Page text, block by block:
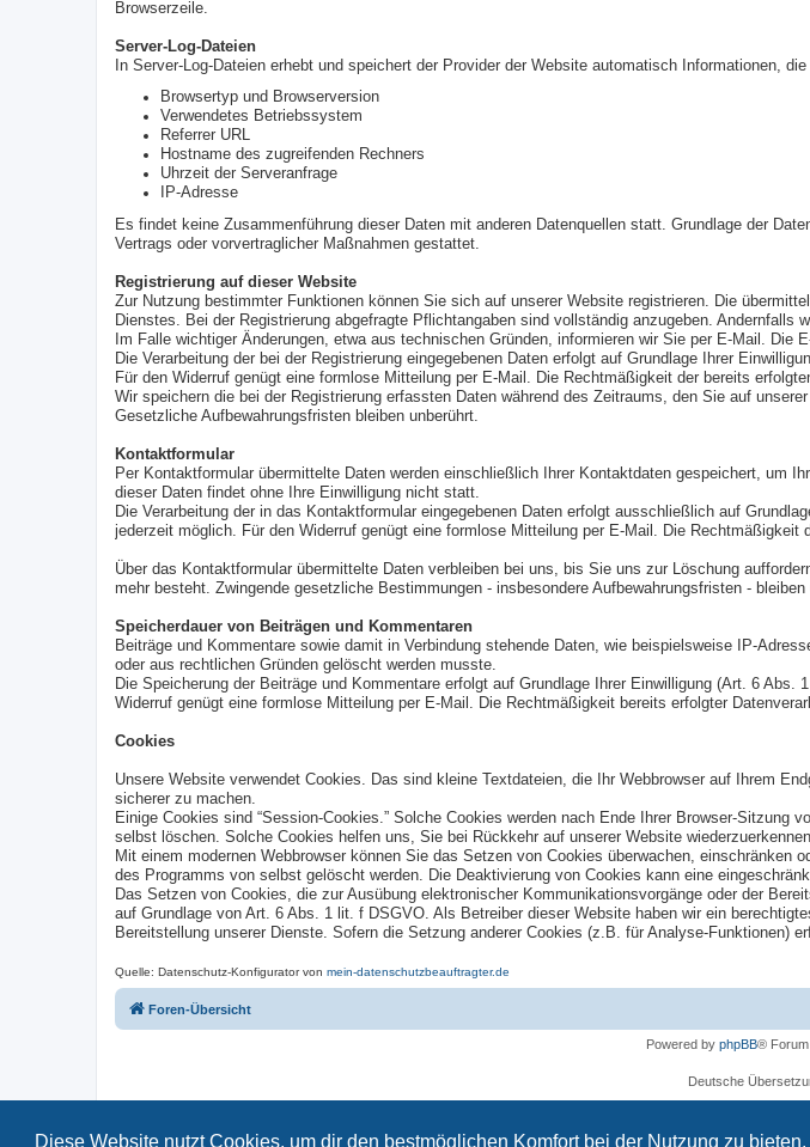
Diese Website nutzt Cookies, um dir den bestmöglichen Komfort bei der Nutzung zu bieten.
Browserzeile.
Server-Log-Dateien
In Server-Log-Dateien erhebt und speichert der Provider der Website automatisch Informationen,
Browsertyp und Browserversion
Verwendetes Betriebssystem
Referrer URL
Hostname des zugreifenden Rechners
Uhrzeit der Serveranfrage
IP-Adresse
Es findet keine Zusammenführung dieser Daten mit anderen Datenquellen statt. Grundlage der
Vertrags oder vorvertraglicher Maßnahmen gestattet.
Registrierung auf dieser Website
Zur Nutzung bestimmter Funktionen können Sie sich auf unserer Website registrieren. Die
Dienstes. Bei der Registrierung abgefragte Pflichtangaben sind vollständig anzugeben. Andernfalls
Im Falle wichtiger Änderungen, etwa aus technischen Gründen, informieren wir Sie per E-Mail. Die
Die Verarbeitung der bei der Registrierung eingegebenen Daten erfolgt auf Grundlage Ihrer
Für den Widerruf genügt eine formlose Mitteilung per E-Mail. Die Rechtmäßigkeit der bereits
Wir speichern die bei der Registrierung erfassten Daten während des Zeitraums, den Sie auf
Gesetzliche Aufbewahrungsfristen bleiben unberührt.
Kontaktformular
Per Kontaktformular übermittelte Daten werden einschließlich Ihrer Kontaktdaten gespeichert, um
dieser Daten findet ohne Ihre Einwilligung nicht statt.
Die Verarbeitung der in das Kontaktformular eingegebenen Daten erfolgt ausschließlich auf
jederzeit möglich. Für den Widerruf genügt eine formlose Mitteilung per E-Mail. Die
Über das Kontaktformular übermittelte Daten verbleiben bei uns, bis Sie uns zur Löschung
mehr besteht. Zwingende gesetzliche Bestimmungen - insbesondere Aufbewahrungsfristen - bleiben
Speicherdauer von Beiträgen und Kommentaren
Beiträge und Kommentare sowie damit in Verbindung stehende Daten, wie beispielsweise IP-
oder aus rechtlichen Gründen gelöscht werden musste.
Die Speicherung der Beiträge und Kommentare erfolgt auf Grundlage Ihrer Einwilligung (Art. 6
Widerruf genügt eine formlose Mitteilung per E-Mail. Die Rechtmäßigkeit bereits erfolgter
Cookies
Unsere Website verwendet Cookies. Das sind kleine Textdateien, die Ihr Webbrowser auf Ihrem
sicherer zu machen.
Einige Cookies sind “Session-Cookies.” Solche Cookies werden nach Ende Ihrer Browser-
selbst löschen. Solche Cookies helfen uns, Sie bei Rückkehr auf unserer Website
Mit einem modernen Webbrowser können Sie das Setzen von Cookies überwachen,
des Programms von selbst gelöscht werden. Die Deaktivierung von Cookies kann eine
Das Setzen von Cookies, die zur Ausübung elektronischer Kommunikationsvorgänge oder der
auf Grundlage von Art. 6 Abs. 1 lit. f DSGVO. Als Betreiber dieser Website haben wir ein
Bereitstellung unserer Dienste. Sofern die Setzung anderer Cookies (z.B. für Analyse-Funktionen)
Quelle: Datenschutz-Konfigurator von mein-datenschutzbeauftragter.de
Foren-Übersicht
Powered by phpBB® Forum
Deutsche